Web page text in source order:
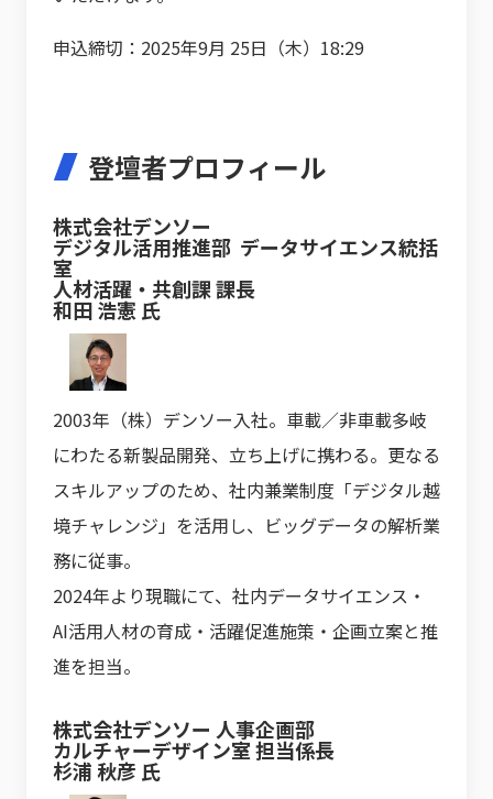
申込締切：2025年9月 25日（木）18:29
登壇者プロフィール
株式会社デンソー
デジタル活用推進部 データサイエンス統括
室
人材活躍・共創課 課長
和田 浩憲 氏
2003年（株）デンソー入社。車載／非車載多岐
にわたる新製品開発、立ち上げに携わる。更なる
スキルアップのため、社内兼業制度「デジタル越
境チャレンジ」を活用し、ビッグデータの解析業
務に従事。
2024年より現職にて、社内データサイエンス・
AI活用人材の育成・活躍促進施策・企画立案と推
進を担当。
株式会社デンソー 人事企画部
カルチャーデザイン室 担当係長
杉浦 秋彦 氏